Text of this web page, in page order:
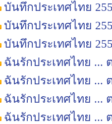
บันทึกประเทศไทย
บันทึกประเทศไทย
บันทึกประเทศไทย
ฉันรักประเทศไทย ...
ฉันรักประเทศไทย ...
ฉันรักประเทศไทย ...
ฉันรักประเทศไทย ...